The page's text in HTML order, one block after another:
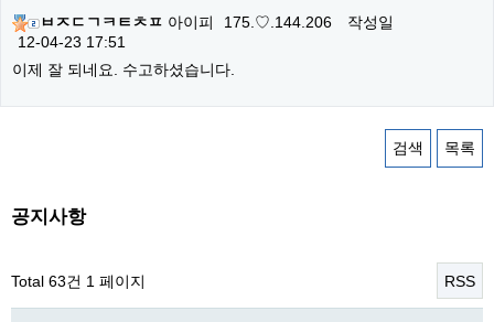
ㅂㅈㄷㄱㅋㅌㅊㅍ 아이피 175.♡.144.206
작성일
12-04-23 17:51
이제 잘 되네요. 수고하셨습니다.
검색 목록
공지사항
Total 63건 1 페이지 RSS